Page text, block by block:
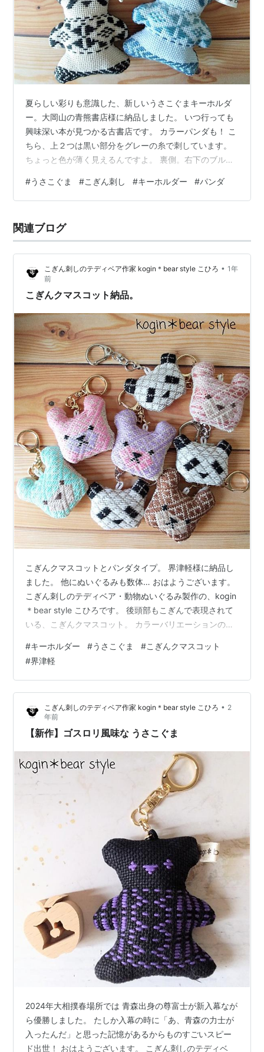
夏らしい彩りも意識した、新しいうさこぐまキーホルダ
ー。大岡山の青熊書店様に納品しました。 いつ行っても
興味深い本が見つかる古書店です。 カラーパンダも！ こ
ちら、上２つは黒い部分をグレーの糸で刺しています。
ちょっと色が薄く見えるんですよ。 裏側。右下のブルー
ディベア・動物ぬいぐるみ製作の、kogin＊bear style こ
ひろです。 クマタイプはこちら。 花火や祭り、海など夏
様の意味を書いたタグを取り付けました。（ケースは別
途あります）勝負ごとに縁起の良い「だんぶりこ（トン
#うさこぐま #こぎん刺し #キーホルダー #パンダ
関連ブログ
こぎん刺しのテディベア作家 kogin＊bear style こひろ • 1年
前
こぎんクマスコット納品。
こぎんクマスコットとパンダタイプ。 界津軽様に納品し
ました。 他にぬいぐるみも数体… おはようございます。
こぎん刺しのテディベア・動物ぬいぐるみ製作の、kogin
＊bear style こひろです。 後頭部もこぎんで表現されて
いる、こぎんクマスコット。 カラーバリエーションのは
イベントなどではなぜかうさこぐまの方が人気。 販売先
を限定しようかと考えています。 ネットショップでは受
注式にしようかとも。 どちらにしても納品できるように
数を確保するのが課題です。 今日も読んでくださり、あ
りがとうございます。 ★kogin＊bear style 活…
#キーホルダー #うさこぐま #こぎんクマスコット
#界津軽
こぎん刺しのテディベア作家 kogin＊bear style こひろ • 2
年前
【新作】ゴスロリ風味な うさこぐま
2024年大相撲春場所では 青森出身の尊富士が新入幕なが
ら優勝しました。 たしか入幕の時に「あ、青森の力士が
入ったんだ」と思った記憶があるからものすごいスピー
ド出世！ おはようございます。 こぎん刺しのテディベ